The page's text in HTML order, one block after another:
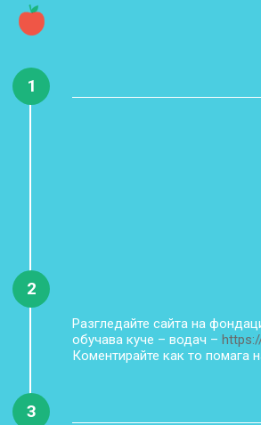
1
2
Разгледайте сайта на
обучава куче – водач –
Коментирайте как то помага
3